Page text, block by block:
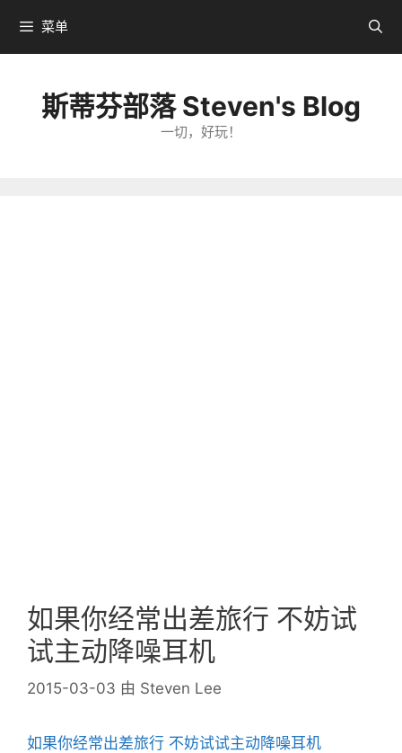
到
菜单
斯蒂芬部落 Steven's Blog
一切，好玩！
如果你经常出差旅行 不妨试
试主动降噪耳机
2015-03-03 由 Steven Lee
如果你经常出差旅行 不妨试试主动降噪耳机